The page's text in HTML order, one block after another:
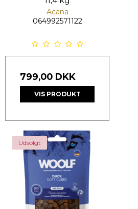
Acana
064992571122
799,00 DKK
VIS PRODUKT
Udsolgt